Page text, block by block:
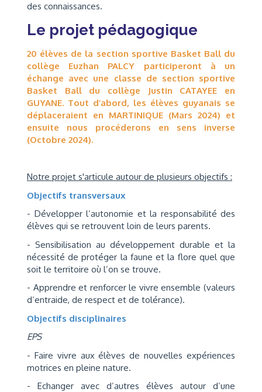
des connaissances.
Le projet pédagogique
20 élèves de la section sportive Basket Ball du
collège Euzhan PALCY participeront à un
échange avec une classe de section sportive
Basket Ball du collège Justin CATAYEE en
GUYANE. Tout d’abord, les élèves guyanais se
déplaceraient en MARTINIQUE (Mars 2024) et
ensuite nous procéderons en sens inverse
(Octobre 2024).
Notre projet s'articule autour de plusieurs objectifs :
Objectifs transversaux
- Développer l’autonomie et la responsabilité des
élèves qui se retrouvent loin de leurs parents.
- Sensibilisation au développement durable et la
nécessité de protéger la faune et la flore quel que
soit le territoire où l’on se trouve.
- Apprendre et renforcer le vivre ensemble (valeurs
d’entraide, de respect et de tolérance).
Objectifs disciplinaires
EPS
- Faire vivre aux élèves de nouvelles expériences
motrices en pleine nature.
- Echanger avec d’autres élèves autour d’une